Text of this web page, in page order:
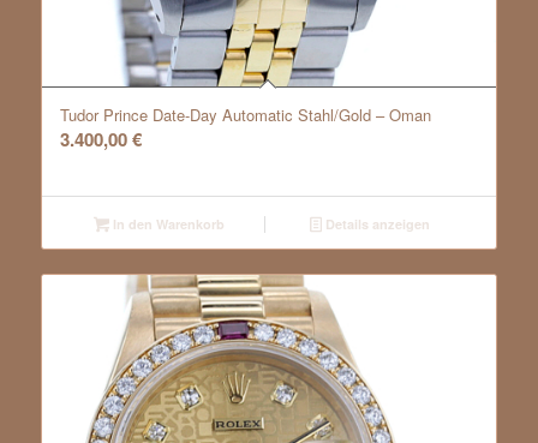
Tudor Prince Date-Day Automatic Stahl/Gold – Oman
3.400,00€
In den Warenkorb Details anzeigen